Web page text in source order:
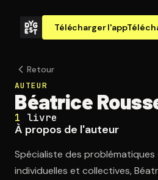
Télécharger l'app
Retour
AUTEUR
Béatrice
1 livre
À propos de l'auteur
Spécialiste des
individuelles et collectives,